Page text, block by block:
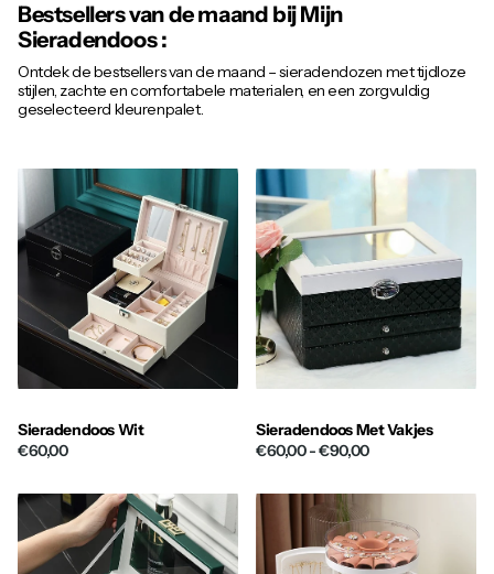
Bestsellers van de maand bij Mijn
Sieradendoos :
Ontdek de bestsellers van de maand – sieradendozen met tijdloze
stijlen, zachte en comfortabele materialen, en een zorgvuldig
geselecteerd kleurenpalet.
Sieradendoos Wit
€60,00
Sieradendoos Met Vakjes
€60,00- €90,00